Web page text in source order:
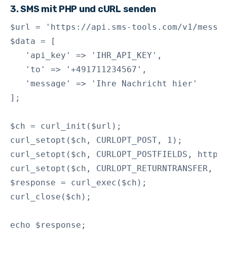
3. SMS mit PHP und cURL senden
$url = 'https://api.sms-tools.com/v1/
$data = [
   'api_key' => 'IHR_API_KEY',
   'to' => '+491711234567',
   'message' => 'Ihre Nachricht hier'
];
$ch = curl_init($url);
curl_setopt($ch, CURLOPT_POST, 1);
curl_setopt($ch, CURLOPT_POSTFIELDS,
curl_setopt($ch, CURLOPT_RETURNTRANSFER,
$response = curl_exec($ch);
curl_close($ch);